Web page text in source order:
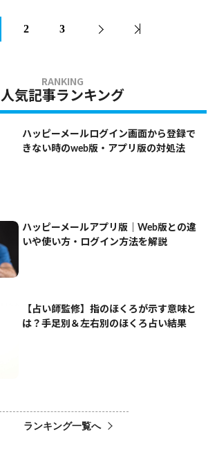
2 3
人気記事ランキング
ハッピーメールログイン画面から登録で
きない時のweb版・アプリ版の対処法
ハッピーメールアプリ版｜Web版との違
いや使い方・ログイン方法を解説
【占い師監修】指のほくろが示す意味と
は？手足別＆左右別のほくろ占い結果
ランキング一覧へ